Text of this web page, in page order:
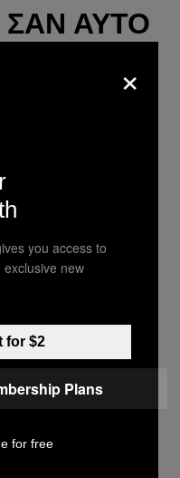
ΣΑΝ ΑΥΤΌ
Are Most
Classic
Send a
×
you access to
new
for $2
Plans
for free